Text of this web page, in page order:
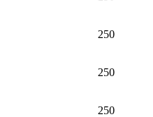
250
250
250